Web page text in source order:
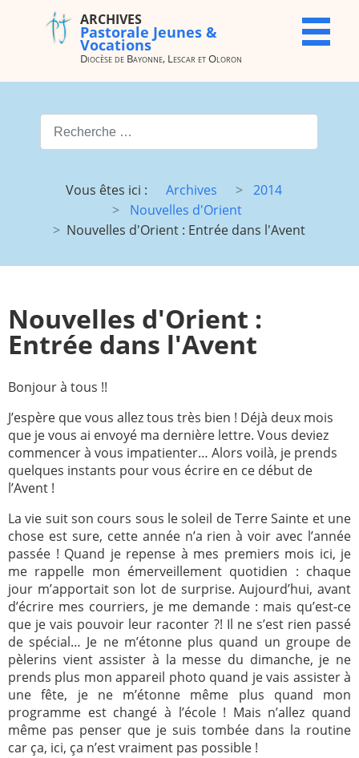
ARCHIVES
Pastorale
Lescar et
X
Vocations
JMJ
Garicoïts
Route
chantante
Maison St
Antoine
Paray-le-
Terre
Sainte
R.E. de
Taizé
Animateurs
—
Pros
Collégiens
& lycéens
Pastorales
des
jeunes
locales
Groupe
Repères
Groupe
Diaconia
Nouvelles
d'Orient
Divers
Tags
—
2005
2006
ARCHIVES
Pastorale Jeunes &
Vocations
Diocèse de Bayonne, Lescar et Oloron
Valider
Vous êtes ici :
Archives
2014
Nouvelles d'Orient
Nouvelles d'Orient : Entrée dans l'Avent
Nouvelles d'Orient :
Entrée dans l'Avent
Bonjour à tous !!
J’espère que vous allez tous très bien ! Déjà deux mois
que je vous ai envoyé ma dernière lettre. Vous deviez
commencer à vous impatienter… Alors voilà, je prends
quelques instants pour vous écrire en ce début de
l’Avent !
La vie suit son cours sous le soleil de Terre Sainte et une
chose est sure, cette année n’a rien à voir avec l’année
passée ! Quand je repense à mes premiers mois ici, je
me rappelle mon émerveillement quotidien : chaque
jour m’apportait son lot de surprise. Aujourd’hui, avant
d’écrire mes courriers, je me demande : mais qu’est-ce
que je vais pouvoir leur raconter ?! Il ne s’est rien passé
de spécial… Je ne m’étonne plus quand un groupe de
pèlerins vient assister à la messe du dimanche, je ne
prends plus mon appareil photo quand je vais assister à
une fête, je ne m’étonne même plus quand mon
programme est changé à l’école ! Mais n’allez quand
même pas penser que je suis tombée dans la routine
car ça, ici, ça n’est vraiment pas possible !